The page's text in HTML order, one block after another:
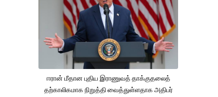
ஈரான் மீதான புதிய இராணுவத் தாக்குதலைத்
தற்காலிகமாக நிறுத்தி வைத்துள்ளதாக அதிபர்